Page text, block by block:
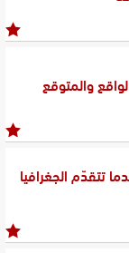
والمتوقع
تتقدّم الجغرافيا